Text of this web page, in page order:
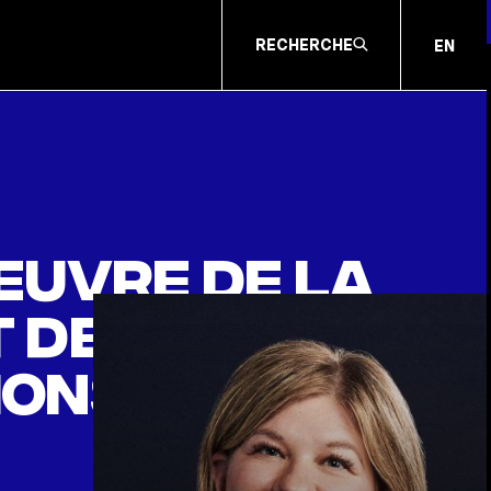
RECHERCHE EN
de la
loi C-
au